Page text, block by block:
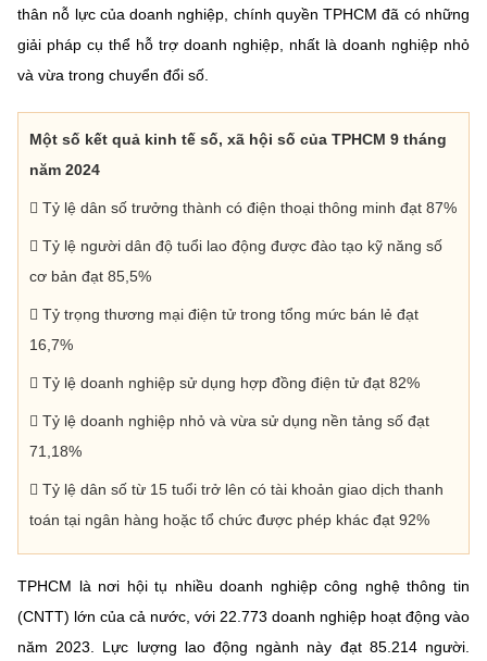
thân nỗ lực của doanh nghiệp, chính quyền TPHCM đã có những
giải pháp cụ thể hỗ trợ doanh nghiệp, nhất là doanh nghiệp nhỏ
và vừa trong chuyển đổi số.
Một số kết quả kinh tế số, xã hội số của TPHCM 9 tháng
năm 2024
 Tỷ lệ dân số trưởng thành có điện thoại thông minh đạt 87%
 Tỷ lệ người dân độ tuổi lao động được đào tạo kỹ năng số
cơ bản đạt 85,5%
 Tỷ trọng thương mại điện tử trong tổng mức bán lẻ đạt
16,7%
 Tỷ lệ doanh nghiệp sử dụng hợp đồng điện tử đạt 82%
 Tỷ lệ doanh nghiệp nhỏ và vừa sử dụng nền tảng số đạt
71,18%
 Tỷ lệ dân số từ 15 tuổi trở lên có tài khoản giao dịch thanh
toán tại ngân hàng hoặc tổ chức được phép khác đạt 92%
TPHCM là nơi hội tụ nhiều doanh nghiệp công nghệ thông tin
(CNTT) lớn của cả nước, với 22.773 doanh nghiệp hoạt động vào
năm 2023. Lực lượng lao động ngành này đạt 85.214 người.